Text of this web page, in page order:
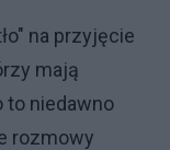
na przyjęcie
mają
to niedawno
rozmowy